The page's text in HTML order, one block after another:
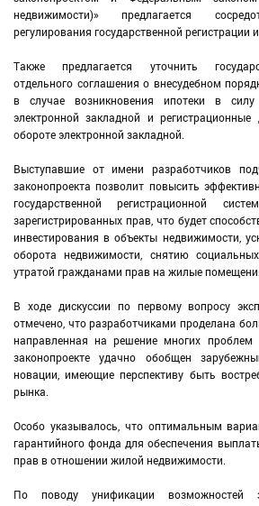
недвижимости)» предлагается
регулирования государственной регистрации
Также предлагается уточнить
отдельного соглашения о внесудебном
в случае возникновения ипотеки в силу
электронной закладной и
обороте электронной закладной.
Выступавшие от имени разработчиков
законопроекта позволит повысить
государственной регистрационной
зарегистрированных прав, что будет
инвестирования в объекты недвижимости,
оборота недвижимости, снятию
утратой гражданами прав на жилые
В ходе дискуссии по первому вопросу
отмечено, что разработчиками проделана
направленная на решение многих проблем
законопроекте удачно обобщен
новации, имеющие перспективу быть
рынка.
Особо указывалось, что оптимальным
гарантийного фонда для обеспечения
прав в отношении жилой недвижимости.
По поводу унификации возможностей